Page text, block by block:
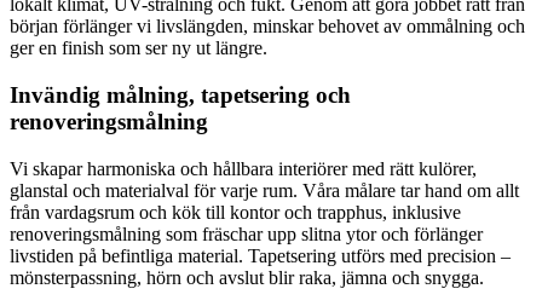
lokalt klimat, UV-strålning och fukt. Genom att göra jobbet rätt från
början förlänger vi livslängden, minskar behovet av ommålning och
ger en finish som ser ny ut längre.
Invändig målning, tapetsering och
renoveringsmålning
Vi skapar harmoniska och hållbara interiörer med rätt kulörer,
glanstal och materialval för varje rum. Våra målare tar hand om allt
från vardagsrum och kök till kontor och trapphus, inklusive
renoveringsmålning som fräschar upp slitna ytor och förlänger
livstiden på befintliga material. Tapetsering utförs med precision –
mönsterpassning, hörn och avslut blir raka, jämna och snygga.